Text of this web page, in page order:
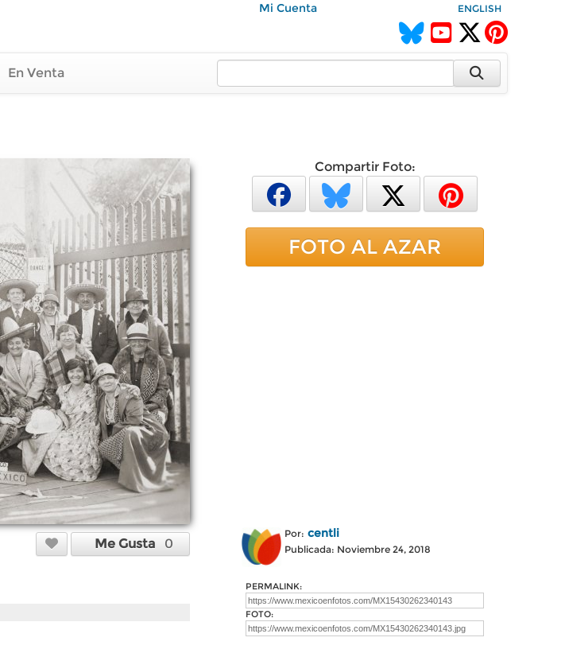
Mi Cuenta ENGLISH
En Venta
Me Gusta 0
Compartir Foto:
FOTO AL AZAR
Por: centli
Publicada: Noviembre 24, 2018
PERMALINK:
FOTO: